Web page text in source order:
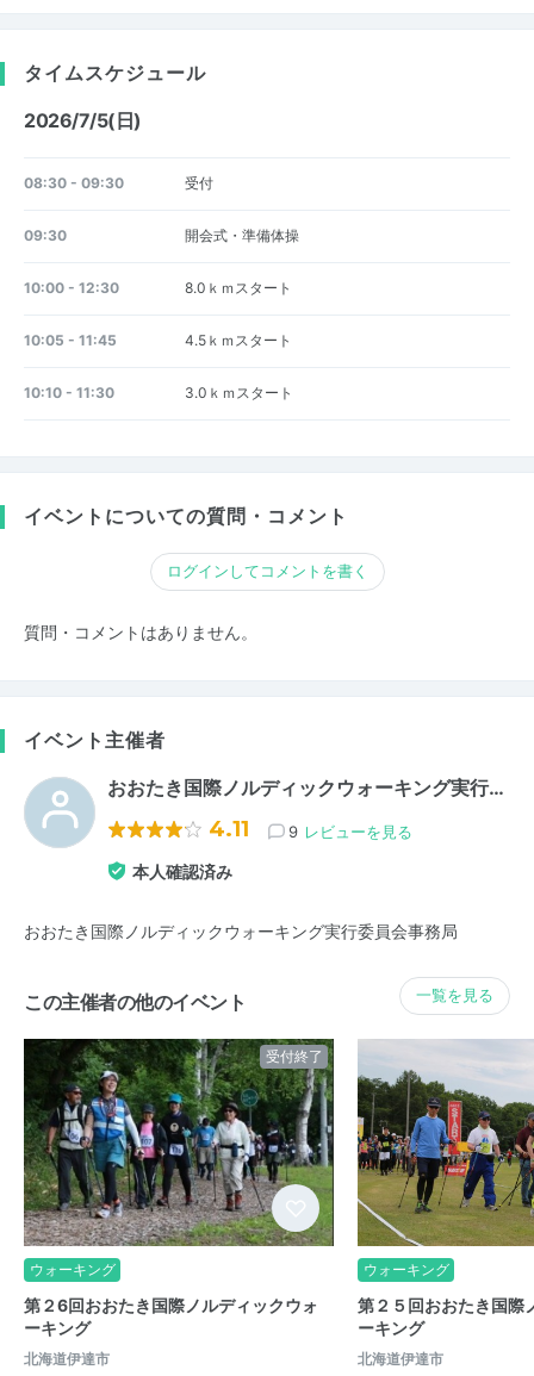
タイムスケジュール
2026/7/5(日)
08:30 - 09:30 受付
09:30 開会式・準備体操
10:00 - 12:30 8.0ｋｍスタート
10:05 - 11:45 4.5ｋｍスタート
10:10 - 11:30 3.0ｋｍスタート
イベントについての質問・コメント
ログインしてコメントを書く
質問・コメントはありません。
イベント主催者
おおたき国際ノルディックウォーキング実行…
4.11 9 レビューを見る
本人確認済み
おおたき国際ノルディックウォーキング実行委員会事務局
この主催者の他のイベント 一覧を見る
受付終了
ウォーキング
第２6回おおたき国際ノルディックウォ
ーキング
北海道伊達市
ウォーキング
第２５回おおたき国際
ーキング
北海道伊達市